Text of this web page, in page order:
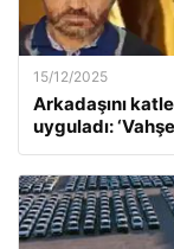
15/12/2025
Arkadaşını
uyguladı: